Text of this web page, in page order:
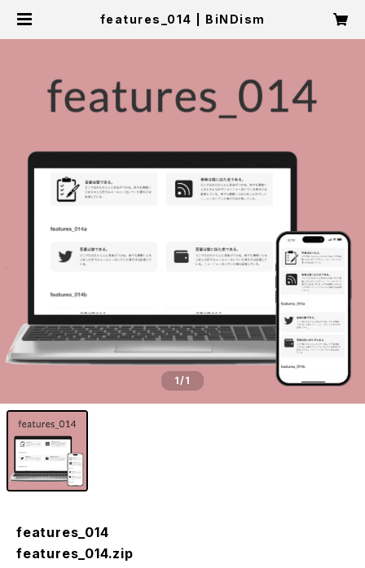
features_014 | BiNDism
1/1
features_014
features_014.zip